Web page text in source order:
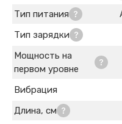
Тип питания
Тип зарядки
Мощность на
первом уровне
Вибрация
Длина, см